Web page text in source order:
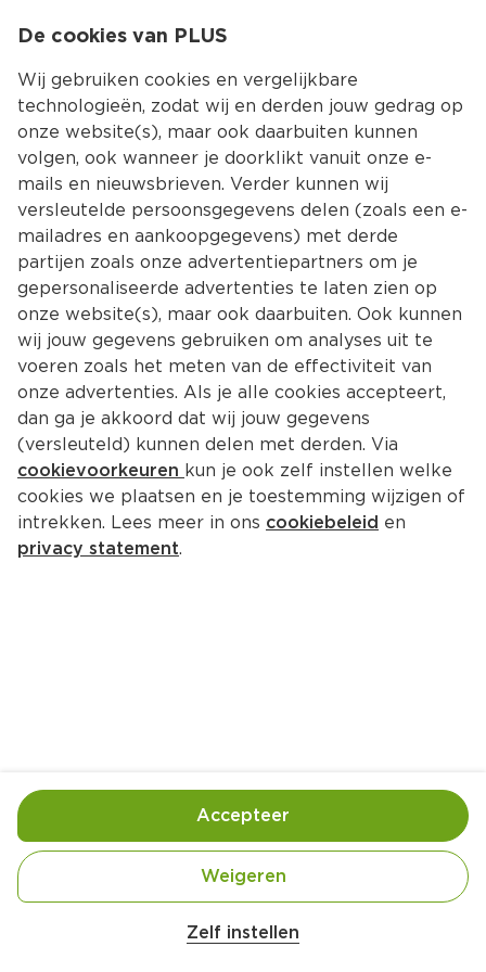
Kies jouw
Terug Producten
Daelmans Stroopwafels Mini's
Chocolade
Handige informatie over dit product
Rainforest Alliance people and nature
De cookies van PLUS
Wij gebruiken cookies en vergelijkbare
technologieën, zodat wij en derden jouw gedrag op
onze website(s), maar ook daarbuiten kunnen
volgen, ook wanneer je doorklikt vanuit onze e-
mails en nieuwsbrieven. Verder kunnen wij
versleutelde persoonsgegevens delen (zoals een e-
mailadres en aankoopgegevens) met derde
partijen zoals onze advertentiepartners om je
gepersonaliseerde advertenties te laten zien op
onze website(s), maar ook daarbuiten. Ook kunnen
wij jouw gegevens gebruiken om analyses uit te
voeren zoals het meten van de effectiviteit van
onze advertenties. Als je alle cookies accepteert,
dan ga je akkoord dat wij jouw gegevens
(versleuteld) kunnen delen met derden. Via
cookievoorkeuren kun je ook zelf instellen welke
cookies we plaatsen en je toestemming wijzigen of
intrekken. Lees meer in ons cookiebeleid en
privacy statement.
Zelf instellen
Weigeren
Accepteer